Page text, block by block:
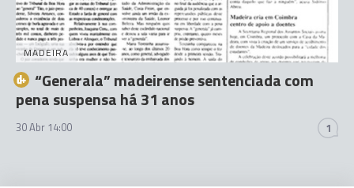
MADEIRA
“Generala” madeirense sentenciada com
pena suspensa há 31 anos
30 Abr 14:00 1